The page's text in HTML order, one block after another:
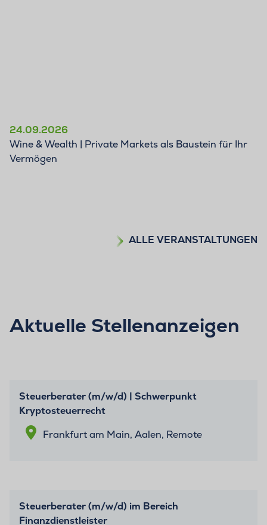
24.09.2026
Wine & Wealth | Private Markets als Baustein für Ihr
Vermögen
ALLE VERANSTALTUNGEN
Aktuelle Stellenanzeigen
Steuerberater (m/w/d) | Schwerpunkt
Kryptosteuerrecht
Frankfurt am Main, Aalen, Remote
Steuerberater (m/w/d) im Bereich
Finanzdienstleister